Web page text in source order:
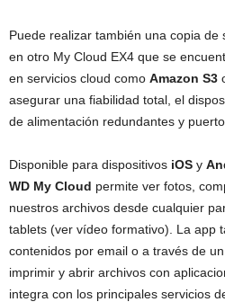
Puede realizar también una copia
en otro My Cloud EX4 que se
en servicios cloud como Amazon S3
asegurar una fiabilidad total, el
de alimentación redundantes y
Disponible para dispositivos iOS y
WD My Cloud permite ver fotos,
nuestros archivos desde cualquier
tablets (ver vídeo formativo). La app
contenidos por email o a través de
imprimir y abrir archivos con
integra con los principales servicios